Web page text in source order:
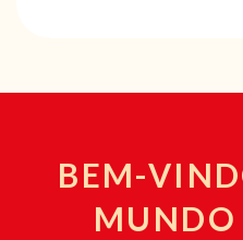
BEM-
MUNDO